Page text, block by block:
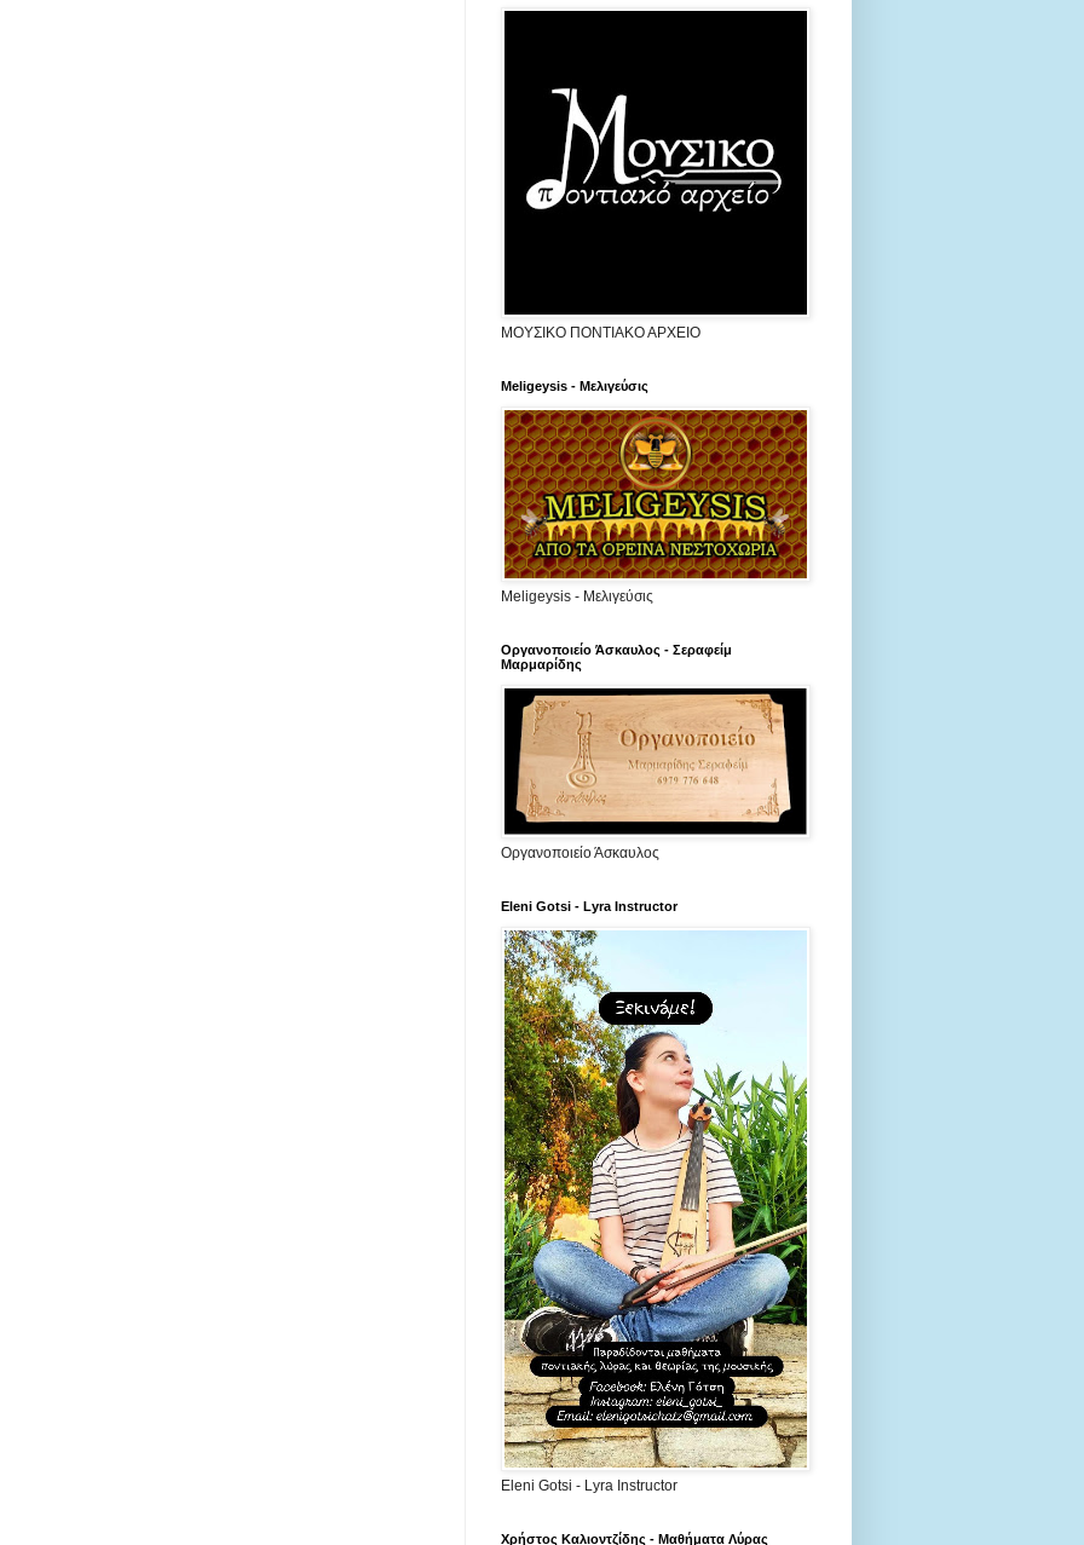
ΜΟΥΣΙΚΟ ΠΟΝΤΙΑΚΟ ΑΡΧΕΙΟ
Meligeysis - Μελιγεύσις
Meligeysis - Μελιγεύσις
Οργανοποιείο Άσκαυλος - Σεραφείμ
Μαρμαρίδης
Οργανοποιείο Άσκαυλος
Eleni Gotsi - Lyra Instructor
Eleni Gotsi - Lyra Instructor
Χρήστος Καλιοντζίδης - Μαθήματα Λύρας